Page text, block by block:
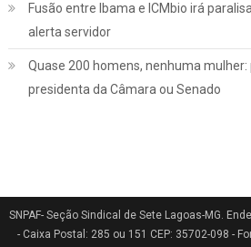
Fusão entre Ibama e ICMbio irá
alerta servidor
Quase 200 homens, nenhuma
presidenta da Câmara ou Senado
INSS: confira como vai
revisão da vida toda,
SNPAF- Seção Sindical de Sete Lagoas-MG.
- Caixa Postal: 285 ou 151 CEP: 35702-098 -